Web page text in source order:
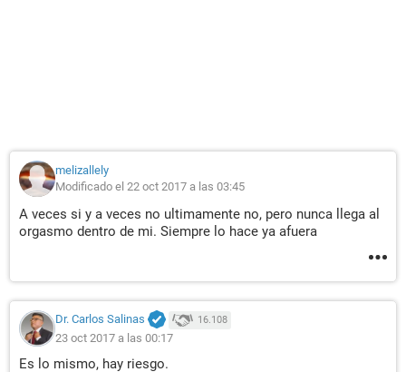
melizallely
Modificado el 22 oct 2017 a las 03:45
A veces si y a veces no ultimamente no, pero nunca llega al
orgasmo dentro de mi. Siempre lo hace ya afuera
Dr. Carlos Salinas 16.108
23 oct 2017 a las 00:17
Es lo mismo, hay riesgo.